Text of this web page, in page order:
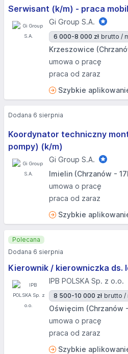
Serwisant (k/m) - praca
Gi Group S.A.
6 000-8 000 zł brutto /
Krzeszowice
umowa o pracę
praca od zaraz
Szybkie
Koordynator techniczny
pompy) (k/m)
Gi Group S.A.
Imielin (Chrzanów -
umowa o pracę
praca od zaraz
Szybkie
Dodana 6 sierpnia
Kierownik / kierowniczka ds.
IPB POLSKA Sp. z o.o.
8 500-10 000 zł brutto /
Oświęcim (Chrzanów
umowa o pracę
praca od zaraz
Szybkie
Polecana
Dodana 6 sierpnia